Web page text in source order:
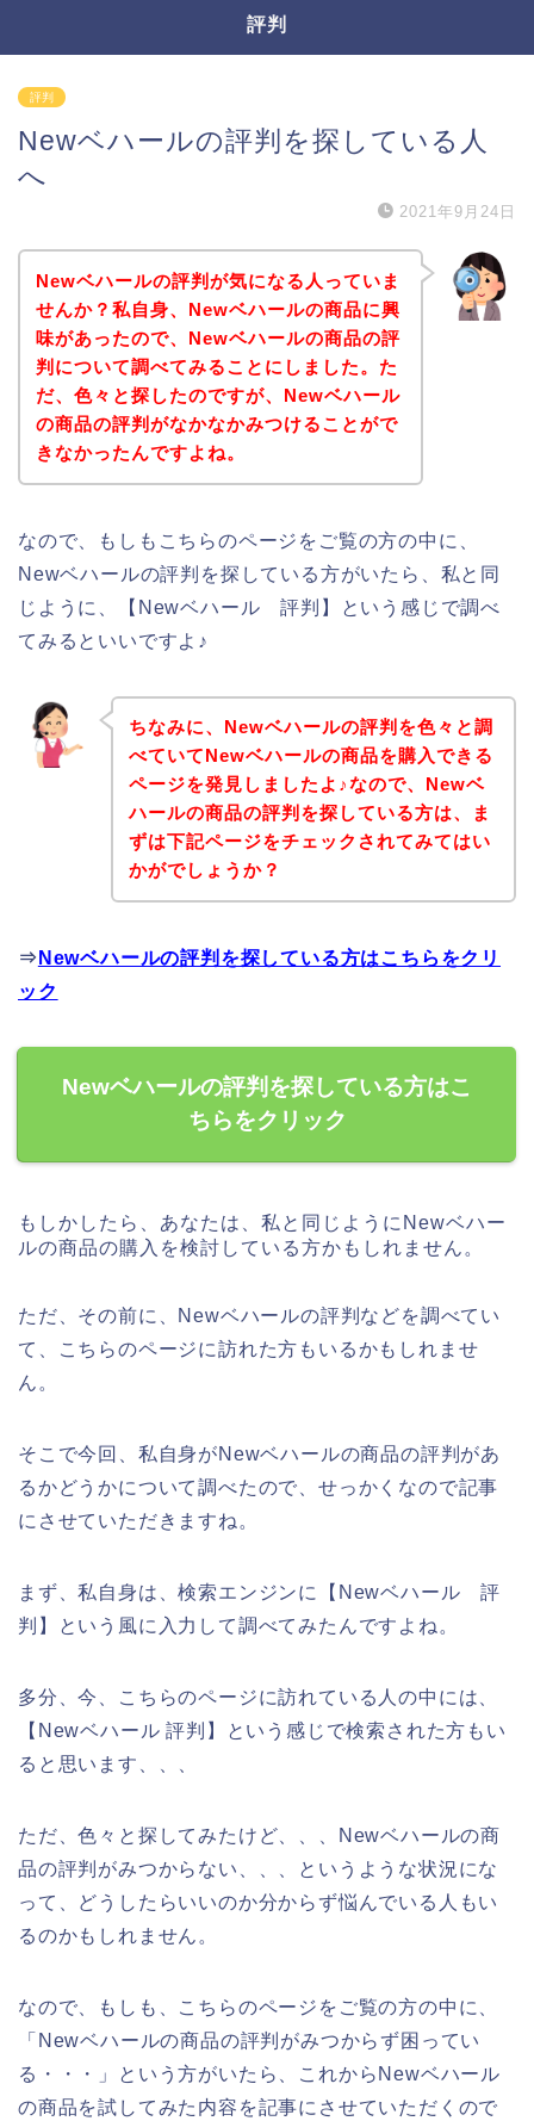
評判
評判
Newベハールの評判を探している人
へ
2021年9月24日
Newベハールの評判が気になる人っていま
せんか？私自身、Newベハールの商品に興
味があったので、Newベハールの商品の評
判について調べてみることにしました。た
だ、色々と探したのですが、Newベハール
の商品の評判がなかなかみつけることがで
きなかったんですよね。
なので、もしもこちらのページをご覧の方の中に、
Newベハールの評判を探している方がいたら、私と同
じように、【Newベハール 評判】という感じで調べ
てみるといいですよ♪
ちなみに、Newベハールの評判を色々と調
べていてNewベハールの商品を購入できる
ページを発見しましたよ♪なので、Newベ
ハールの商品の評判を探している方は、ま
ずは下記ページをチェックされてみてはい
かがでしょうか？
⇒ Newベハールの評判を探している方はこちらをクリ
ック
Newベハールの評判を探している方はこ
ちらをクリック
もしかしたら、あなたは、私と同じようにNewベハー
ルの商品の購入を検討している方かもしれません。
ただ、その前に、Newベハールの評判などを調べてい
て、こちらのページに訪れた方もいるかもしれませ
ん。
そこで今回、私自身がNewベハールの商品の評判があ
るかどうかについて調べたので、せっかくなので記事
にさせていただきますね。
まず、私自身は、検索エンジンに【Newベハール 評
判】という風に入力して調べてみたんですよね。
多分、今、こちらのページに訪れている人の中には、
【Newベハール 評判】という感じで検索された方もい
ると思います、、、
ただ、色々と探してみたけど、、、Newベハールの商
品の評判がみつからない、、、というような状況にな
って、どうしたらいいのか分からず悩んでいる人もい
るのかもしれません。
なので、もしも、こちらのページをご覧の方の中に、
「Newベハールの商品の評判がみつからず困ってい
る・・・」という方がいたら、これからNewベハール
の商品を試してみた内容を記事にさせていただくので